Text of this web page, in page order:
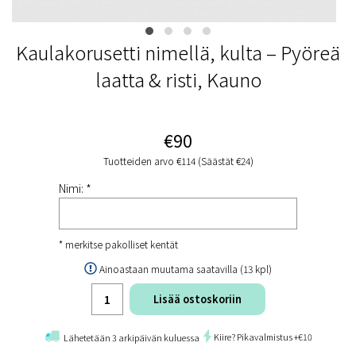
Kaulakorusetti nimellä, kulta – Pyöreä
laatta & risti, Kauno
€90
Tuotteiden arvo €114 (Säästät €24)
Nimi: *
* merkitse pakolliset kentät
Ainoastaan muutama saatavilla (13 kpl)
Lisää ostoskoriin
Lähetetään 3 arkipäivän kuluessa Kiire? Pikavalmistus +€10